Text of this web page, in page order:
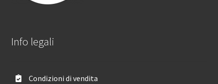
Info legali
Condizioni di vendita